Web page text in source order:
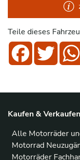
Teile dieses
Facebook
Kaufen & Verkaufen
Alle Motorräder
Motorrad
Motorräder